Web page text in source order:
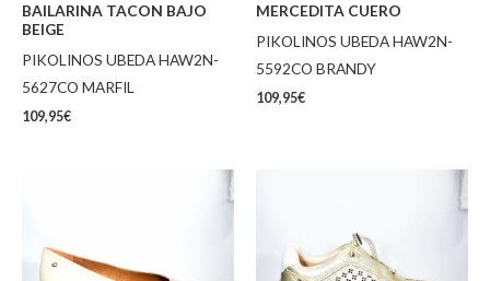
BAILARINA TACON BAJO
BEIGE
PIKOLINOS UBEDA HAW2N-
5627CO MARFIL
109,95€
MERCEDITA CUERO
PIKOLINOS UBEDA HAW2N-
5592CO BRANDY
109,95€